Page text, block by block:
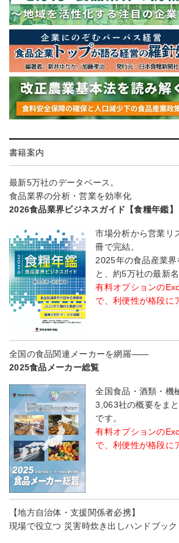
書籍案内
最新5万社のデータベース。
食品業界の分析・営業を効率化
2026食品業界ビジネスガイド【食糧年鑑】
市場分析から営業リ
冊で完結。
2025年の食品産業
と、約5万社の最新名
有料オプションの
で、利便性が格段に
全国の食品関連メーカーを網羅――
2025食品メーカー総覧
全国食品・酒類・機
3,063社の概要をま
です。
有料オプションの
で、利便性が格段に
【地方自治体・支援関係者必携】
現場で役立つ 災害時炊き出しハンドブック